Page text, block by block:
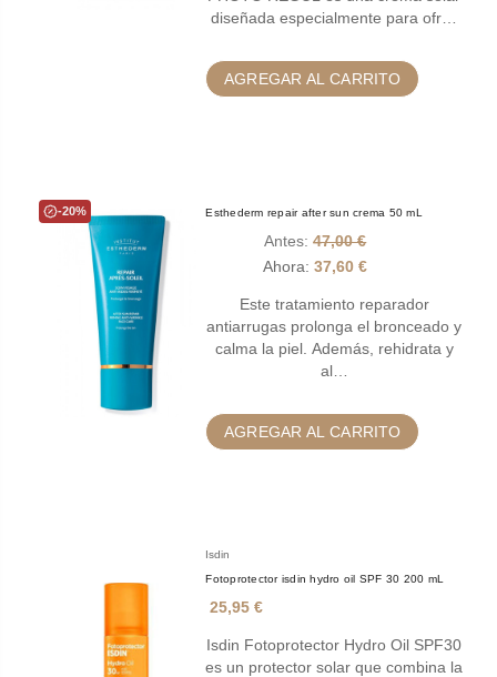
diseñada especialmente para ofr…
AGREGAR AL CARRITO
-20% Esthederm repair after sun crema 50 mL
Antes: 47,00 €
Ahora: 37,60 €
Este tratamiento reparador
antiarrugas prolonga el bronceado y
calma la piel. Además, rehidrata y
al…
AGREGAR AL CARRITO
Isdin
Fotoprotector isdin hydro oil SPF 30 200 mL
25,95 €
Isdin Fotoprotector Hydro Oil SPF30
es un protector solar que combina la